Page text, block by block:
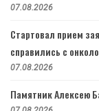
07.08.2026
Стартовал прием
справились с
07.08.2026
Памятник Алексею